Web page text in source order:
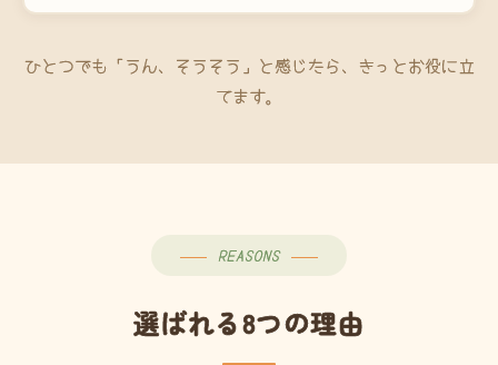
ひとつでも「うん、そうそう」と感じたら、きっとお役に立
てます。
REASONS
選ばれる8つの理由